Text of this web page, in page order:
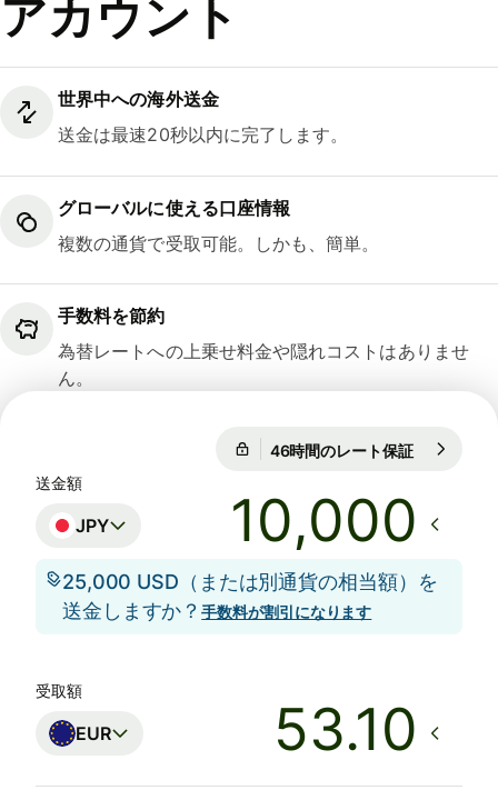
アカウント
世界中への海外送金
送金は最速20秒以内に完了します。
グローバルに使える口座情報
複数の通貨で受取可能。しかも、簡単。
手数料を節約
為替レートへの上乗せ料金や隠れコストはありませ
ん。
46時間のレート保証
送金額
JPY
25,000 USD（または別通貨の相当額）を
送金しますか？手数料が割引になります
受取額
EUR